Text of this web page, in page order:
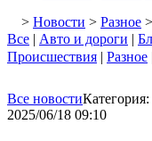
> Новости > Разное
Все | Авто и дороги |
Происшествия | Разное
Все новостиКатегория:
2025/06/18 09:10